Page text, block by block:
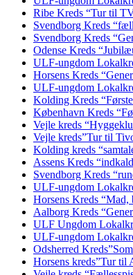
Ribe Kreds “Tur til
Svendborg Kreds
Svendborg Kreds
Odense Kreds
ULF-ungdom
Horsens Kreds
ULF-ungdom
Kolding Kreds
København Kreds
Vejle kreds
Vejle kreds”Tur til
Kolding kreds
Assens Kreds
Svendborg Kreds
ULF-ungdom
Horsens Kreds
Aalborg Kreds
ULF Ungdom
ULF-ungdom
Odsherred
Horsens kreds”Tur til